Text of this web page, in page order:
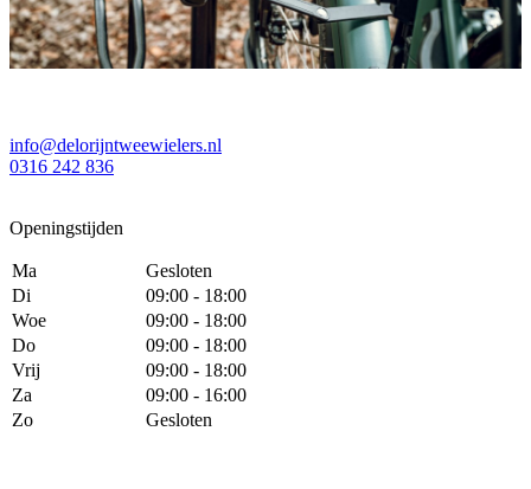
info@delorijntweewielers.nl
0316 242 836
Openingstijden
Ma
Gesloten
Di
09:00 - 18:00
Woe
09:00 - 18:00
Do
09:00 - 18:00
Vrij
09:00 - 18:00
Za
09:00 - 16:00
Zo
Gesloten